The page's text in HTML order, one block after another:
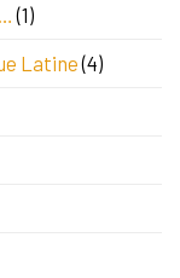
(1)
Latine(4)